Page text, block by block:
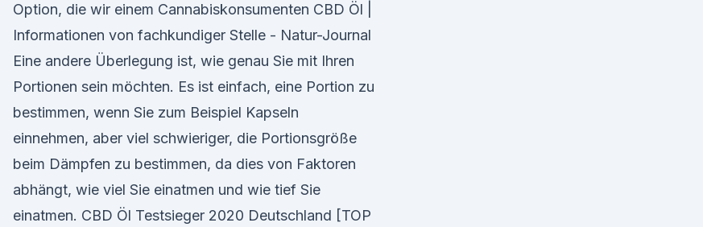
Option, die wir einem Cannabiskonsumenten CBD Öl |
Informationen von fachkundiger Stelle - Natur-Journal
Eine andere Überlegung ist, wie genau Sie mit Ihren
Portionen sein möchten. Es ist einfach, eine Portion zu
bestimmen, wenn Sie zum Beispiel Kapseln
einnehmen, aber viel schwieriger, die Portionsgröße
beim Dämpfen zu bestimmen, da dies von Faktoren
abhängt, wie viel Sie einatmen und wie tief Sie
einatmen. CBD Öl Testsieger 2020 Deutschland [TOP